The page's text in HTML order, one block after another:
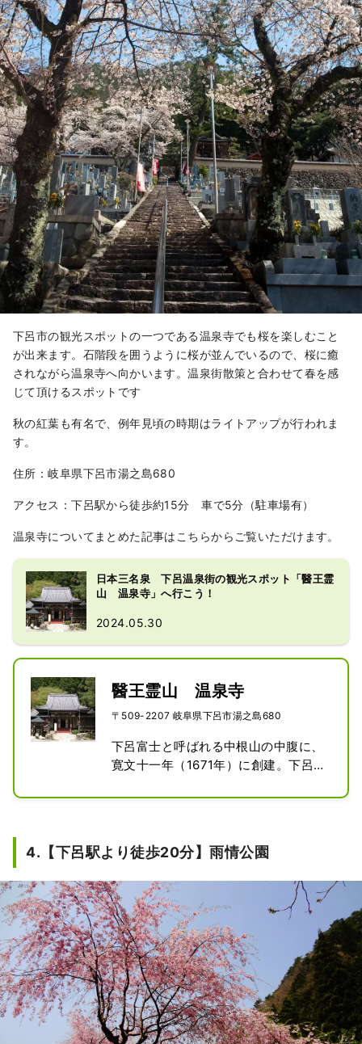
下呂市の観光スポットの一つである温泉寺でも桜を楽しむこと
が出来ます。石階段を囲うように桜が並んでいるので、桜に癒
されながら温泉寺へ向かいます。温泉街散策と合わせて春を感
じて頂けるスポットです
秋の紅葉も有名で、例年見頃の時期はライトアップが行われま
す。
住所：岐阜県下呂市湯之島680
アクセス：下呂駅から徒歩約15分 車で5分（駐車場有）
温泉寺についてまとめた記事はこちらからご覧いただけます。
日本三名泉 下呂温泉街の観光スポット「醫王霊
山 温泉寺」へ行こう！
2024.05.30
醫王霊山 温泉寺
〒509-2207 岐阜県下呂市湯之島680
下呂富士と呼ばれる中根山の中腹に、
寛文十一年（1671年）に創建。下呂温
の化身の【薬師如来】を本尊としてい
た『円空仏』などを所蔵。山門下の墓
墓」がある。
4.【下呂駅より徒歩20分】雨情公園